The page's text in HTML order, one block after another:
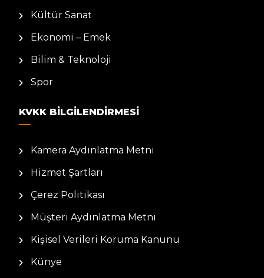
Kültür Sanat
Ekonomi – Emek
Bilim & Teknoloji
Spor
KVKK BILGILENDIRMESI
Kamera Aydınlatma Metni
Hizmet Şartları
Çerez Politikası
Müşteri Aydınlatma Metni
Kişisel Verileri Koruma Kanunu
Künye